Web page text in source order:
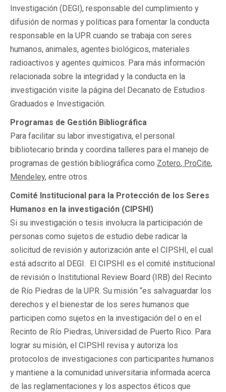
Investigación (DEGI), responsable del cumplimiento y
difusión de normas y políticas para fomentar la conducta
responsable en la UPR cuando se trabaja con seres
humanos, animales, agentes biológicos, materiales
radioactivos y agentes químicos. Para más información
relacionada sobre la integridad y la conducta en la
investigación visite la página del Decanato de Estudios
Graduados e Investigación.
Programas de Gestión Bibliográfica
Para facilitar su labor investigativa, el personal
bibliotecario brinda y coordina talleres para el manejo de
programas de gestión bibliográfica como Zotero, ProCite,
Mendeley, entre otros.
Comité Institucional para la Protección de los Seres
Humanos en la investigación (CIPSHI)
Si su investigación o tesis involucra la participación de
personas como sujetos de estudio debe radicar la
solicitud de revisión y autorización ante el CIPSHI, el cual
está adscrito al DEGI. El CIPSHI es el comité institucional
de revisión o Institutional Review Board (IRB) del Recinto
de Río Piedras de la UPR. Su misión “es salvaguardar los
derechos y el bienestar de los seres humanos que
participen como sujetos en la investigación del o en el
Recinto de Río Piedras, Universidad de Puerto Rico. Para
lograr su misión, el CIPSHI revisa y autoriza los
protocolos de investigaciones con participantes humanos
y mantiene a la comunidad universitaria informada acerca
de las reglamentaciones y los aspectos éticos que